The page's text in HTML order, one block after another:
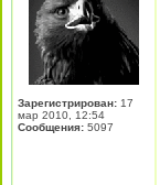
Зарегистрирован: 17
мар 2010, 12:54
Сообщения: 5097